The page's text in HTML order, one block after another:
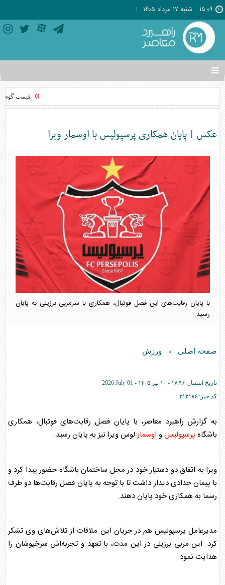
۱۵:۰۹ شنبه ۱۷ مرداد ۱۴۰۵
تغییر
وضعیت
منوی
ها
قیمت گوشی‌های
عکس | پایان همکاری پرسپولیس با اوسمار ویرا
با پایان رقابت‌های این فصل فوتبال، همکاری با سرمربی برزیلی به پایان
رسید.
صفحه اصلی » ورزش
تاریخ انتشار: ۱۷:۴۶ - ۱۰ تير ۱۴۰۵ -
2026 July 01
کد خبر: ۳۱۲۱۸۶
به گزارش راهبرد معاصر، با پایان فصل رقابت‌های فوتبال، همکاری
باشگاه پرسپولیسو اوسمارلوس ویرا نیز به پایان رسید.
ویرا به اتفاق دو دستیار خود در محل ساختمان باشگاه حضور پیدا کرد و
با پیمان حدادی دیدار داشت تا با توجه به پایان فصل رقابت‌ها دو طرف
رسما به همکاری خود پایان دهند.
مدیرعامل پرسپولیس هم در جریان این ملاقات از تلاش‌های وی تشکر
کرد. این مربی برزیلی در این مدت، با تعهد و تجربه‌اش سرخپوشان را
هدایت نمود.